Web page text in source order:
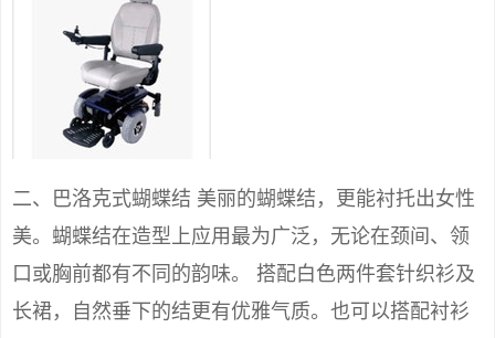
二、巴洛克式蝴蝶结 美丽的蝴蝶结，更能衬托出女性
美。蝴蝶结在造型上应用最为广泛，无论在颈间、领
口或胸前都有不同的韵味。 搭配白色两件套针织衫及
长裙，自然垂下的结更有优雅气质。也可以搭配衬衫